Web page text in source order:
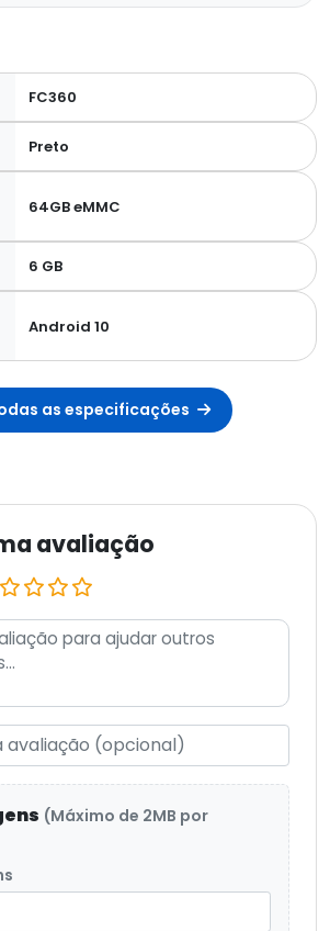
FC360
Preto
64GB eMMC
6 GB
Android 10
as especificações
avaliação
(Máximo de 2MB por